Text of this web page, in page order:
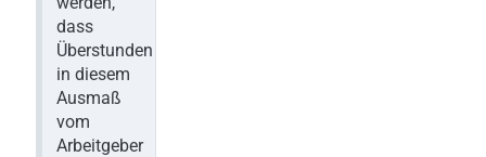
dass
Überstunden
in diesem
Ausmaß
vom
Arbeitgeber